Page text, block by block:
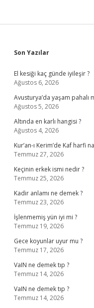
Sidebar
Son Yazılar
El kesiği kaç günde iyileşir ?
Ağustos 6, 2026
Avusturya’da yaşam pahalı
Ağustos 5, 2026
Altında en karlı hangisi ?
Ağustos 4, 2026
Kur’an-ı Kerim’de Kaf harfi
Temmuz 27, 2026
Keçinin erkek ismi nedir ?
Temmuz 25, 2026
Kadir anlamı ne demek ?
Temmuz 23, 2026
İşlenmemiş yün iyi mi ?
Temmuz 19, 2026
Gece koyunlar uyur mu ?
Temmuz 17, 2026
VaIN ne demek tıp ?
Temmuz 14, 2026
VaIN ne demek tıp ?
Temmuz 14, 2026